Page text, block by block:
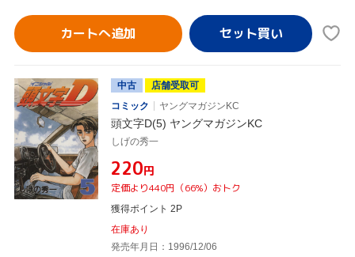
カートへ追加
中古
店舗受取可
コミック
ヤングマガジンKC
頭文字D(5) ヤングマガジンKC
しげの秀一
¥220円
定価より440円（66%）おトク
獲得ポイント 2P
在庫あり
発売年月日：1996/12/06